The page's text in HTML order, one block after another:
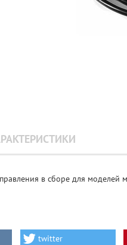
в сборе для моделей
twitter